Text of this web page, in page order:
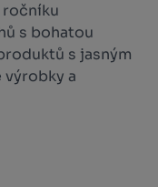
ročníku
s bohatou
s jasným
výrobky a